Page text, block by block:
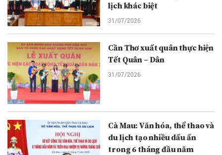
lịch khác biệt
31/07/2026
Cần Thơ xuất quân thực hiện
Tết Quân – Dân
31/07/2026
Cà Mau: Văn hóa, thể thao và
du lịch tạo nhiều dấu ấn
trong 6 tháng đầu năm